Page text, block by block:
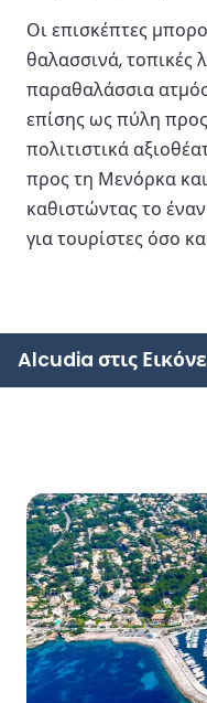
Οι επισκέπτες
θαλασσινά, τοπικές
παραθαλάσσια
επίσης ως πύλη
πολιτιστικά
προς τη Μενόρκα
καθιστώντας το
για τουρίστες όσο
Alcudia στις